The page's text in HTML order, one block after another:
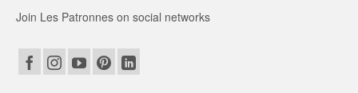
Join Les Patronnes on social networks